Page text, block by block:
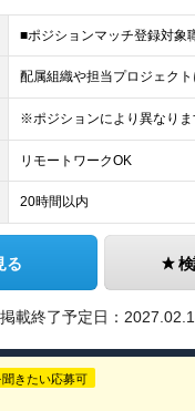
リモートワークOK
20時間以内
る
掲載終了予定日：
聞きたい応募可